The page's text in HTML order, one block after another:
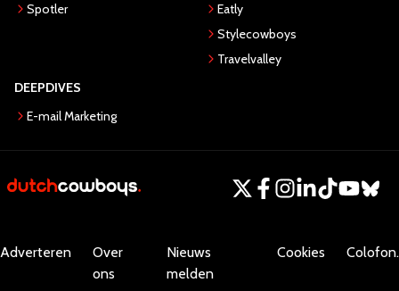
Spotler
Eatly
Stylecowboys
Travelvalley
DEEPDIVES
E-mail Marketing
Adverteren
Over
ons
Nieuws
melden
Cookies Colofon.